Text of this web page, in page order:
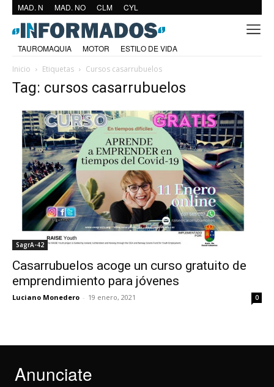
MAD. N MAD. NO CLM CYL
TAUROMAQUIA MOTOR
ESTILO DE VIDA
Inicio
Etiquetas Cursos casarrubuelos
Tag: cursos casarrubuelos
SagrA-42
Casarrubuelos acoge un curso gratuito de
emprendimiento para jóvenes
Luciano Monedero - 19 enero, 2021 0
Anunciate